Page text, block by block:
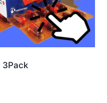
3Pack